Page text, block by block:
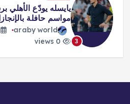
3
يايسله يودّع الأهلي
مواسم حافلة
araby world